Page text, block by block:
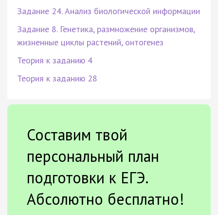
Задание 24. Анализ биологической информации
Задание 8. Генетика, размножение организмов,
жизненные циклы растений, онтогенез
Теория к заданию 4
Теория к заданию 28
Составим твой
персональный план
подготовки к ЕГЭ.
Абсолютно бесплатно!